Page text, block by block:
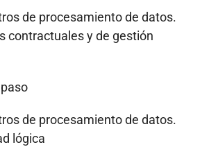
de procesamiento de datos.
contractuales y de gestión
de procesamiento de datos.
lógica